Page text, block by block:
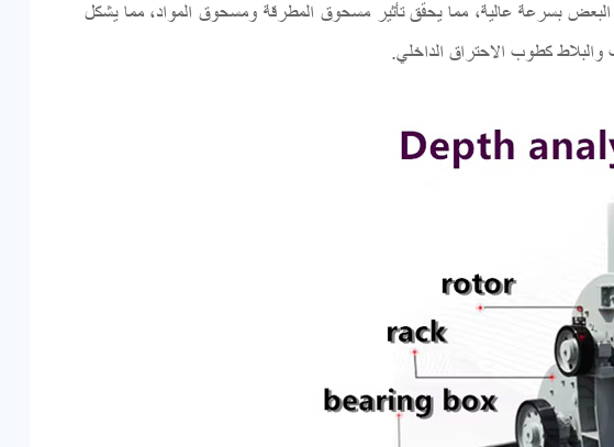
بسرعة عالية، مما يحقق تأثير مسحوق المطرقة ومسحوق المواد، مما يشكل